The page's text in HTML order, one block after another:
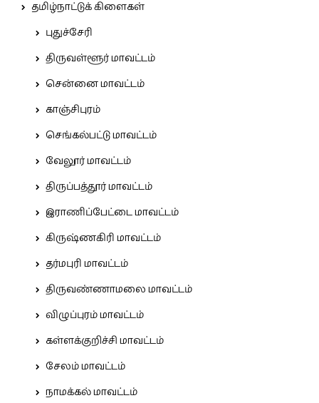
தமிழ்நாட்டுக் கிளைகள்
புதுச்சேரி
திருவள்ளூர் மாவட்டம்
சென்னை மாவட்டம்
காஞ்சிபுரம்
செங்கல்பட்டு மாவட்டம்
வேலூர் மாவட்டம்
திருப்பத்தூர் மாவட்டம்
இராணிப்பேட்டை மாவட்டம்
கிருஷ்ணகிரி மாவட்டம்
தர்மபுரி மாவட்டம்
திருவண்ணாமலை மாவட்டம்
விழுப்புரம் மாவட்டம்
கள்ளக்குறிச்சி மாவட்டம்
சேலம் மாவட்டம்
நாமக்கல் மாவட்டம்